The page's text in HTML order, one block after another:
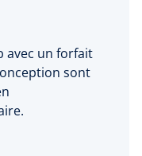
avec un forfait
sont